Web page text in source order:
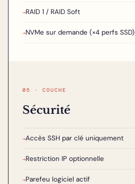
→RAID 1 / RAID Soft
→NVMe sur demande (×4 perfs SSD)
05 · COUCHE
Sécurité
→Accès SSH par clé uniquement
→Restriction IP optionnelle
→Parefeu logiciel actif